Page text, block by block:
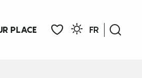
PLACE
FR